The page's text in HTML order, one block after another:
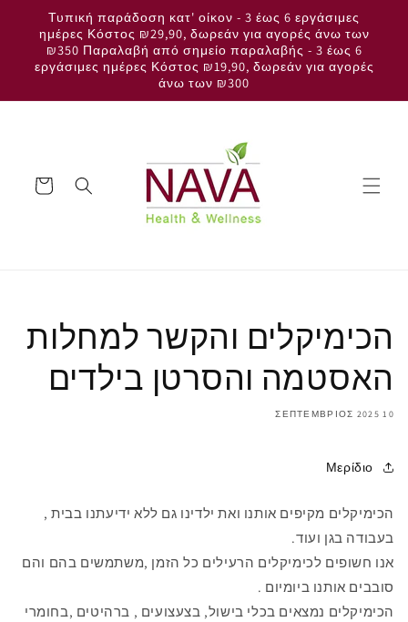
μετάβαση
περιεχόμενο
Τυπική παράδοση κατ' οίκον - 3 έως 6 εργάσιμες
ημέρες Κόστος ₪29,90, δωρεάν για αγορές άνω των
₪350 Παραλαβή από σημείο παραλαβής - 3 έως 6
εργάσιμες ημέρες Κόστος ₪19,90, δωρεάν για αγορές
άνω των ₪300
Καλάθι
הכימיקלים והקשר למחלות
האסטמה והסרטן בילדים
10 ΣΕΠΤΈΜΒΡΙΟΣ 2025
Μερίδιο
הכימיקלים מקיפים אותנו ואת ילדינו גם ללא ידיעתנו בבית ,
בעבודה בגן ועוד.
אנו חשופים לכימיקלים הרעילים כל הזמן ,משתמשים בהם והם
סובבים אותנו ביומיום .
הכימיקלים נמצאים בכלי בישול, בצעצועים , ברהיטים ,בחומרי